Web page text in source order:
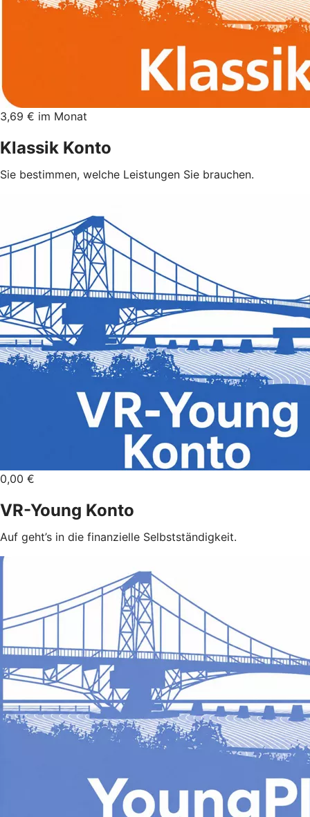
3,69 € im Monat
Klassik Konto
Sie bestimmen, welche Leistungen Sie brauchen.
0,00 €
VR-Young Konto
Auf geht’s in die finanzielle Selbstständigkeit.